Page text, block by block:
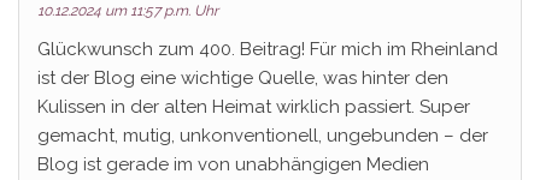
10.12.2024 um 11:57 p.m. Uhr
Glückwunsch zum 400. Beitrag! Für mich im Rheinland
ist der Blog eine wichtige Quelle, was hinter den
Kulissen in der alten Heimat wirklich passiert. Super
gemacht, mutig, unkonventionell, ungebunden – der
Blog ist gerade im von unabhängigen Medien